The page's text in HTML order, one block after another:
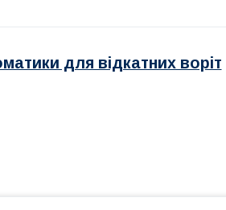
для відкатних воріт